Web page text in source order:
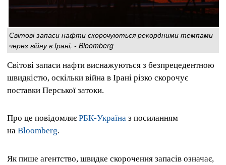
Світові запаси нафти скорочуються рекордними темпами
через війну в Ірані, - Bloomberg
Світові запаси нафти виснажуються з безпрецедентною
швидкістю, оскільки війна в Ірані різко скорочує
поставки Перської затоки.
Про це повідомляє РБК-Україна з посиланням
на Bloomberg.
Як пише агентство, швидке скорочення запасів означає,